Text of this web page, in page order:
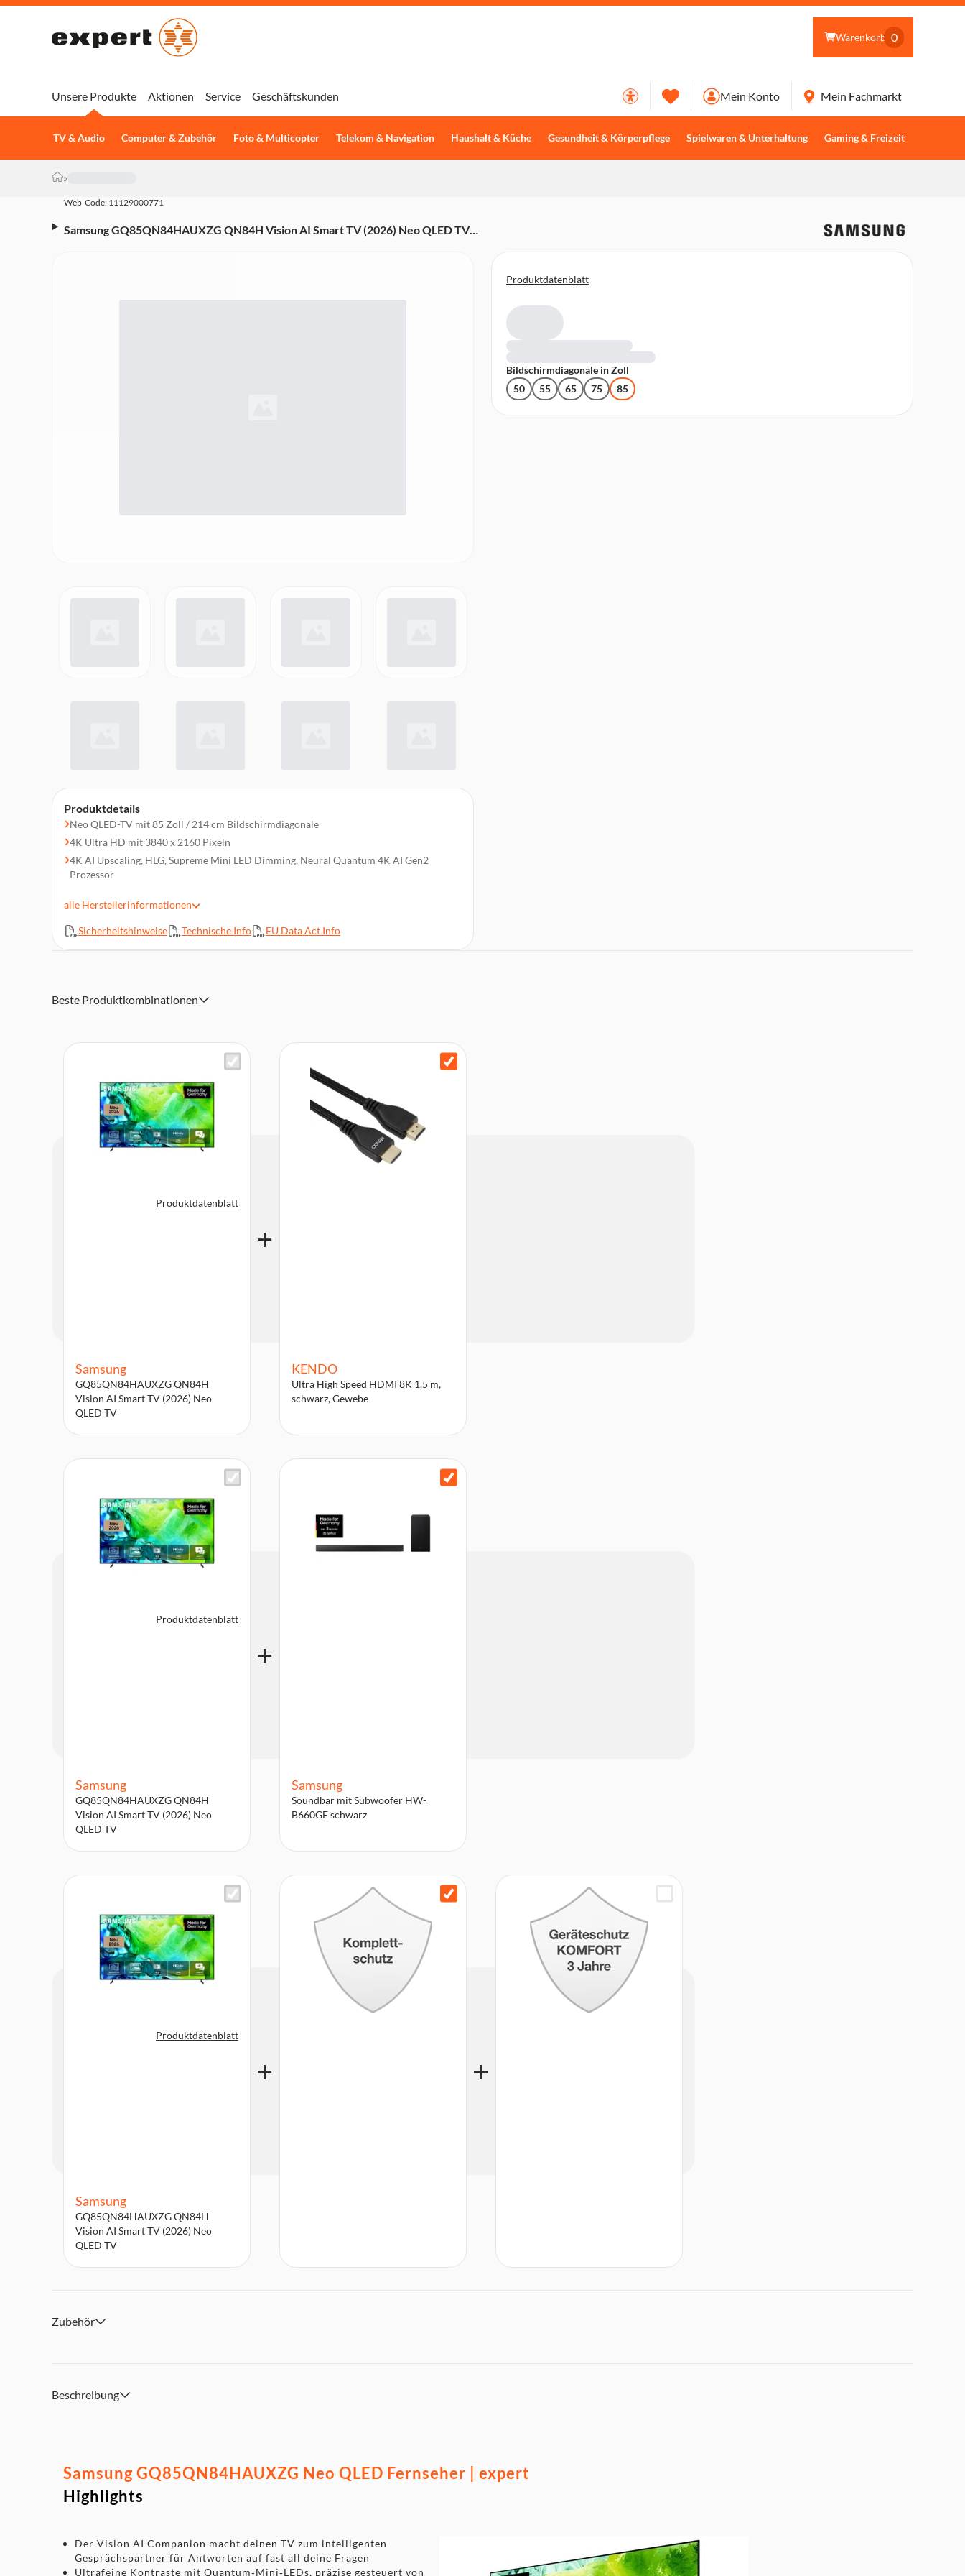
Warenkorb 0
Unsere Produkte
TV & Audio Computer & Zubehör Foto & Multicopter Telekom & Navigation Haushalt & Küche Gesundheit & Körperpflege Spielwaren & Unterhaltung Gaming & Freizeit
Aktionen Service Geschäftskunden Mein Konto Mein Fachmarkt
»
Web-Code: 11129000771
Samsung GQ85QN84HAUXZG QN84H Vision AI Smart TV (2026) Neo QLED TV
Produktdetails
Neo QLED-TV mit 85 Zoll / 214 cm Bildschirmdiagonale
4K Ultra HD mit 3840 x 2160 Pixeln
4K AI Upscaling, HLG, Supreme Mini LED Dimming, Neural Quantum 4K AI Gen2
Prozessor
100 Hz, Neo Quantum HDR+, HDR 10+, USB-Aufnahme
Smart TV, Sprachsteuerung (Google Assistant, Amazon Alexa), DLNA
Lieferumfang (Zubehör): Fernbedienung, Stromkabel, Standfuß, Anleitung
alle Herstellerinformationen
Sicherheitshinweise Technische Info EU Data Act Info
Produktdatenblatt
Bildschirmdiagonale in Zoll
50
55 65 75 85
Beste Produktkombinationen
Produktdatenblatt
Samsung
GQ85QN84HAUXZG QN84H
Vision AI Smart TV (2026) Neo
QLED TV
KENDO
Ultra High Speed HDMI 8K 1,5 m,
schwarz, Gewebe
Produktdatenblatt
Samsung
GQ85QN84HAUXZG QN84H
Vision AI Smart TV (2026) Neo
QLED TV
Samsung
Soundbar mit Subwoofer HW-
B660GF schwarz
Produktdatenblatt
Samsung
GQ85QN84HAUXZG QN84H
Vision AI Smart TV (2026) Neo
QLED TV
Zubehör
Beschreibung
Samsung GQ85QN84HAUXZG Neo QLED Fernseher | expert
Highlights
Der Vision AI Companion macht deinen TV zum intelligenten
Gesprächspartner für Antworten auf fast all deine Fragen
Ultrafeine Kontraste mit Quantum‑Mini‑LEDs, präzise gesteuert von